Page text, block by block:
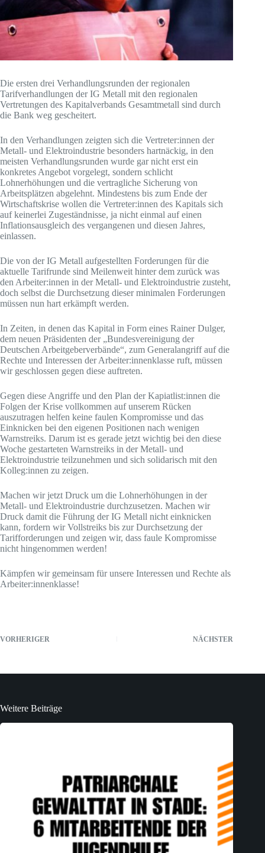
Die ersten drei Verhandlungsrunden der regionalen
Tarifverhandlungen der IG Metall mit den regionalen
Vertretungen des Kapitalverbands Gesamtmetall sind durch
die Bank weg gescheitert.
In den Verhandlungen zeigten sich die Vertreter:innen der
Metall- und Elektroindustrie besonders hartnäckig, in den
meisten Verhandlungsrunden wurde gar nicht erst ein
konkretes Angebot vorgelegt, sondern schlicht
Lohnerhöhungen und die vertragliche Sicherung von
Arbeitsplätzen abgelehnt. Mindestens bis zum Ende der
Wirtschaftskrise wollen die Vertreter:innen des Kapitals sich
auf keinerlei Zugeständnisse, ja nicht einmal auf einen
Inflationsausgleich des vergangenen und diesen Jahres,
einlassen.
Die von der IG Metall aufgestellten Forderungen für die
aktuelle Tarifrunde sind Meilenweit hinter dem zurück was
den Arbeiter:innen in der Metall- und Elektroindustrie zusteht,
doch selbst die Durchsetzung dieser minimalen Forderungen
müssen nun hart erkämpft werden.
In Zeiten, in denen das Kapital in Form eines Rainer Dulger,
dem neuen Präsidenten der „Bundesvereinigung der
Deutschen Arbeitgeberverbände“, zum Generalangriff auf die
Rechte und Interessen der Arbeiter:innenklasse ruft, müssen
wir geschlossen gegen diese auftreten.
Gegen diese Angriffe und den Plan der Kapiatlist:innen die
Folgen der Krise vollkommen auf unserem Rücken
auszutragen helfen keine faulen Kompromisse und das
Einknicken bei den eigenen Positionen nach wenigen
Warnstreiks. Darum ist es gerade jetzt wichtig bei den diese
Woche gestarteten Warnstreiks in der Metall- und
Elektroindustrie teilzunehmen und sich solidarisch mit den
Kolleg:innen zu zeigen.
Machen wir jetzt Druck um die Lohnerhöhungen in der
Metall- und Elektroindustrie durchzusetzen. Machen wir
Druck damit die Führung der IG Metall nicht einknicken
kann, fordern wir Vollstreiks bis zur Durchsetzung der
Tarifforderungen und zeigen wir, dass faule Kompromisse
nicht hingenommen werden!
Kämpfen wir gemeinsam für unsere Interessen und Rechte als
Arbeiter:innenklasse!
VORHERIGER NÄCHSTER
Weitere Beiträge